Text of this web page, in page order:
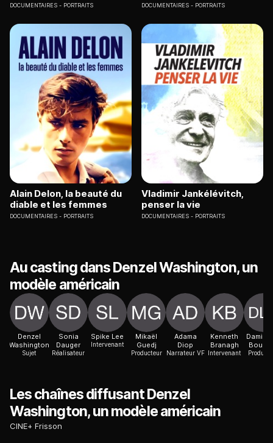
DOCUMENTAIRES PORTRAITS DOCUMENTAIRES PORTRAITS
Alain Delon, la beauté du
diable et les femmes
DOCUMENTAIRES PORTRAITS
Vladimir Jankélévitch,
penser la vie
DOCUMENTAIRES PORTRAITS
Au casting dans Denzel Washington, un
modèle américain
Denzel
Washington
Sujet
Sonia
Dauger
Réalisateur
Spike Lee
Intervenant
Mikaël
Guedj
Producteur
Adama
Diop
Narrateur VF
Kenneth
Branagh
Intervenant
Damien
Les chaînes diffusant Denzel
Washington, un modèle américain
CINE+ Frisson